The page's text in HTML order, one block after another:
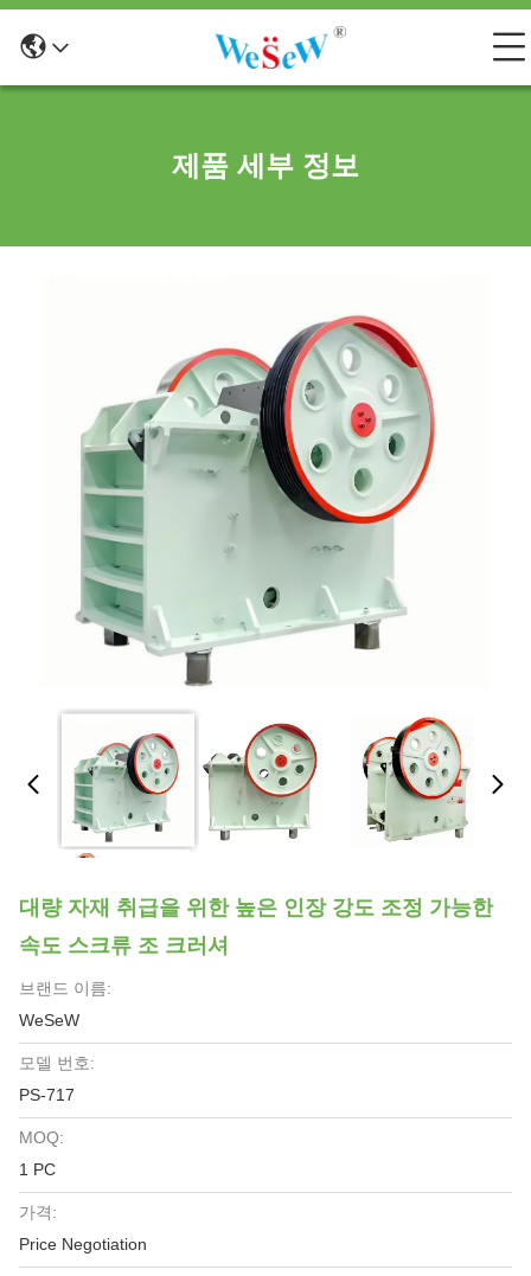
제품 세부 정보
대량 자재 취급을 위한 높은 인장 강도 조정 가능한
속도 스크류 조 크러셔
브랜드 이름:
WeSeW
모델 번호:
PS-717
MOQ:
1 PC
가격:
Price Negotiation